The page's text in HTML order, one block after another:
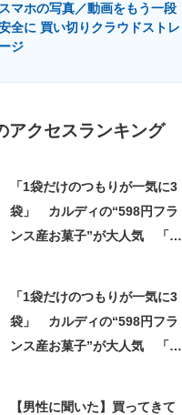
スマホの写真／動画をもう一段
全に 買い切りクラウドストレ
ージ
アクセスランキング
「1袋だけのつもりが一気に3
袋」 カルディの“598円フラ
ンス産お菓子”が大人気 「デ
「1袋だけのつもりが一気に3
袋」 カルディの“598円フラ
ンス産お菓子”が大人気 「デ
【男性に聞いた】買ってきて